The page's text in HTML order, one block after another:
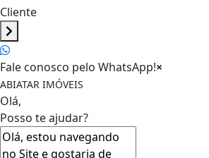
Cliente
Fale conosco pelo WhatsApp!×
ABIATAR IMÓVEIS
Olá,
Posso te ajudar?